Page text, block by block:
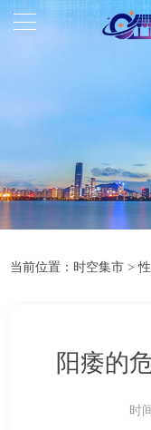
当前位置： 时空集市 >
阳痿的
时